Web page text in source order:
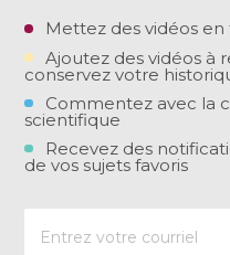
Mettez des vidéos en
Ajoutez des vidéos à
conservez votre
Commentez avec la
scientifique
Recevez des
de vos sujets favoris